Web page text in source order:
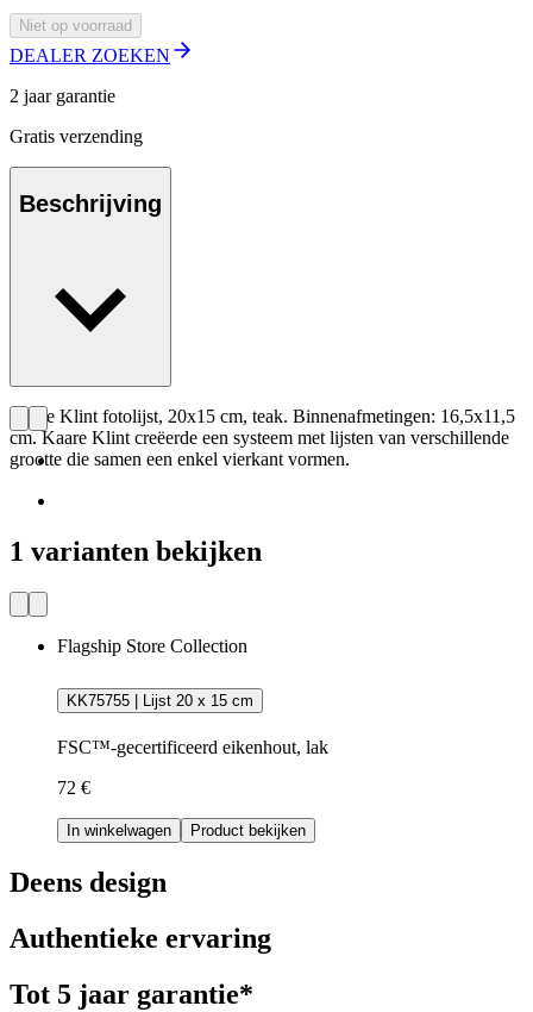
Niet op voorraad
DEALER ZOEKEN
2 jaar garantie
Gratis verzending
Beschrijving
Kaare Klint fotolijst, 20x15 cm, teak. Binnenafmetingen: 16,5x11,5
cm. Kaare Klint creëerde een systeem met lijsten van verschillende
grootte die samen een enkel vierkant vormen.
1 varianten bekijken
Flagship Store Collection
KK75755 | Lijst 20 x 15 cm
FSC™-gecertificeerd eikenhout, lak
72 €
In winkelwagen Product bekijken
Deens design
Authentieke ervaring
Tot 5 jaar garantie*